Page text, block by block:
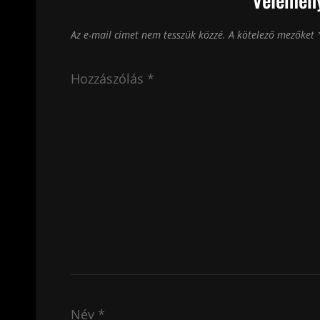
Az e-mail címet nem tesszük közzé. A kötelező mezőket
Hozzászólás *
Név *